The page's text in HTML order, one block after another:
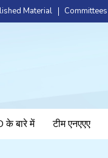
Material Committees
के बारे में टीम एनएएए